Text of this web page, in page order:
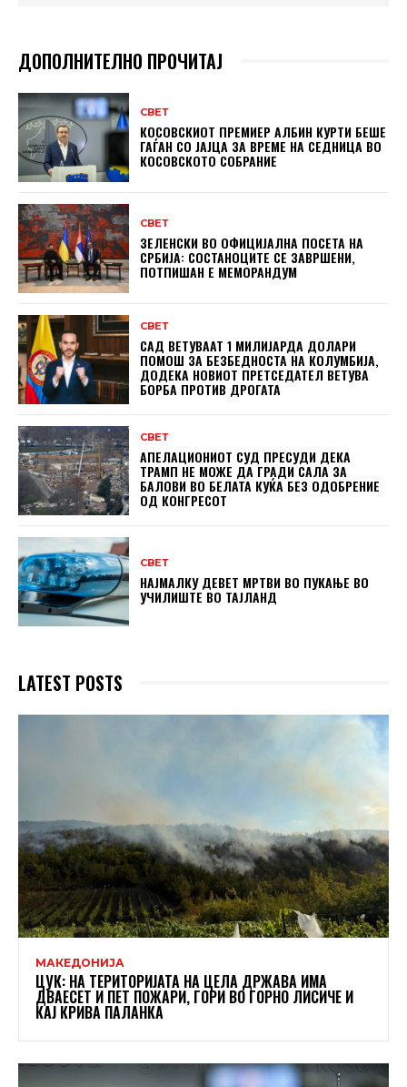
ДОПОЛНИТЕЛНО ПРОЧИТАЈ
СВЕТ
КОСОВСКИОТ ПРЕМИЕР АЛБИН КУРТИ БЕШЕ
ГАЃАН СО ЈАЈЦА ЗА ВРЕМЕ НА СЕДНИЦА ВО
КОСОВСКОТО СОБРАНИЕ
СВЕТ
ЗЕЛЕНСКИ ВО ОФИЦИЈАЛНА ПОСЕТА НА
СРБИЈА: СОСТАНОЦИТЕ СЕ ЗАВРШЕНИ,
ПОТПИШАН Е МЕМОРАНДУМ
СВЕТ
САД ВЕТУВААТ 1 МИЛИЈАРДА ДОЛАРИ
ПОМОШ ЗА БЕЗБЕДНОСТА НА КОЛУМБИЈА,
ДОДЕКА НОВИОТ ПРЕТСЕДАТЕЛ ВЕТУВА
БОРБА ПРОТИВ ДРОГАТА
СВЕТ
АПЕЛАЦИОНИОТ СУД ПРЕСУДИ ДЕКА
ТРАМП НЕ МОЖЕ ДА ГРАДИ САЛА ЗА
БАЛОВИ ВО БЕЛАТА КУЌА БЕЗ ОДОБРЕНИЕ
ОД КОНГРЕСОТ
СВЕТ
НАЈМАЛКУ ДЕВЕТ МРТВИ ВО ПУКАЊЕ ВО
УЧИЛИШТЕ ВО ТАЈЛАНД
LATEST POSTS
МАКЕДОНИЈА
ЦУК: НА ТЕРИТОРИЈАТА НА ЦЕЛА ДРЖАВА ИМА
ДВАЕСЕТ И ПЕТ ПОЖАРИ, ГОРИ ВО ГОРНО ЛИСИЧЕ И
КАЈ КРИВА ПАЛАНКА